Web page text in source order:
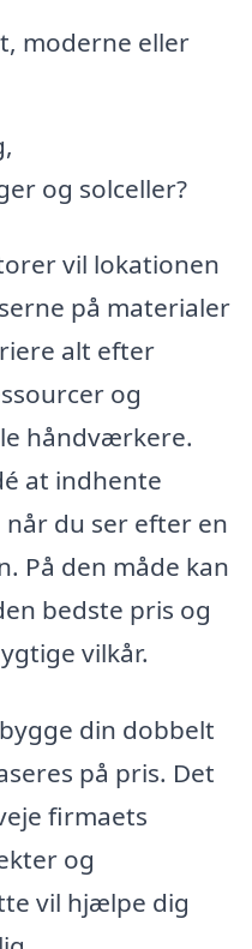
moderne eller
og solceller?
vil lokationen
på materialer
alt efter
og
håndværkere.
at indhente
du ser efter en
På den måde kan
bedste pris og
vilkår.
din dobbelt
på pris. Det
firmaets
og
vil hjælpe dig